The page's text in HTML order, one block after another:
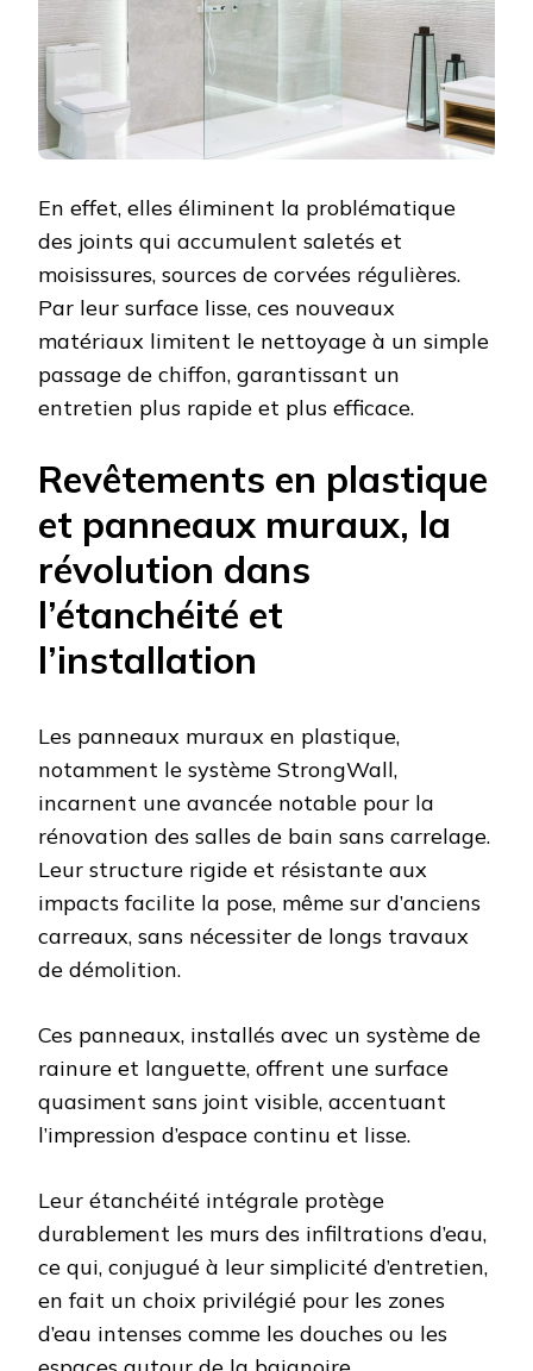
En effet, elles éliminent la problématique
des joints qui accumulent saletés et
moisissures, sources de corvées régulières.
Par leur surface lisse, ces nouveaux
matériaux limitent le nettoyage à un simple
passage de chiffon, garantissant un
entretien plus rapide et plus efficace.
Revêtements en plastique
et panneaux muraux, la
révolution dans
l’étanchéité et
l’installation
Les panneaux muraux en plastique,
notamment le système StrongWall,
incarnent une avancée notable pour la
rénovation des salles de bain sans carrelage.
Leur structure rigide et résistante aux
impacts facilite la pose, même sur d’anciens
carreaux, sans nécessiter de longs travaux
de démolition.
Ces panneaux, installés avec un système de
rainure et languette, offrent une surface
quasiment sans joint visible, accentuant
l’impression d’espace continu et lisse.
Leur étanchéité intégrale protège
durablement les murs des infiltrations d’eau,
ce qui, conjugué à leur simplicité d’entretien,
en fait un choix privilégié pour les zones
d’eau intenses comme les douches ou les